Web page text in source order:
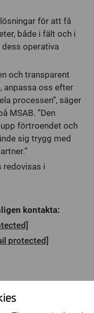
för att få
både i fält och i
operativa
och transparent
anpassa oss efter
processen”, säger
MSAB. ”Den
förtroendet och
sig trygg med
redovisas i
kontakta:
protected]
för att